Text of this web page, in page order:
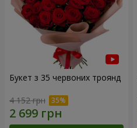
Букет з 35 червоних троянд
4 152 грн